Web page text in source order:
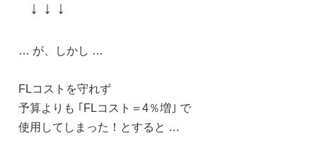
↓ ↓ ↓
… が、しかし …
FLコストを守れず
予算よりも ｢FLコスト＝4％増｣ で
使用してしまった！とすると …